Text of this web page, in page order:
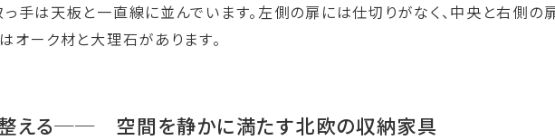
手は天板と一直線に並んでいます。左側の扉には仕切りがなく、中央と右側
オーク材と大理石があります。
整える── 空間を静かに満たす北欧の収納家具